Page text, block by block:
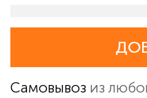
Самовывоз из